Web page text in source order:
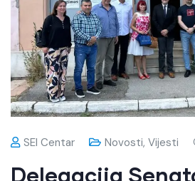
SEI Centar Novosti, Vijesti
Delegacija